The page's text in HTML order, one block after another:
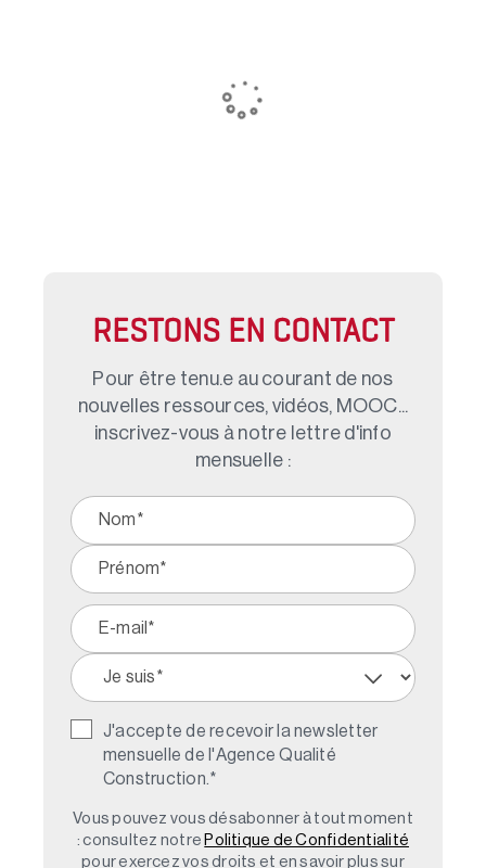
RESTONS EN CONTACT
Pour être tenu.e au courant de nos
nouvelles ressources, vidéos, MOOC...
inscrivez-vous à notre lettre d'info
mensuelle :
J'accepte de recevoir la newsletter
mensuelle de l'Agence Qualité
Construction. *
Vous pouvez vous désabonner à tout moment
: consultez notre Politique de Confidentialité
pour exercez vos droits et en savoir plus sur